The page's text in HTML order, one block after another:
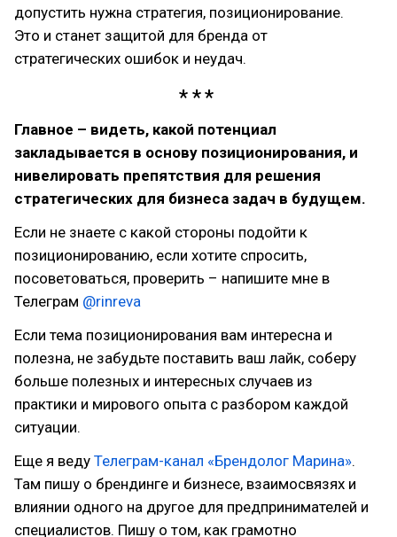
допустить нужна стратегия, позиционирование.
Это и станет защитой для бренда от
стратегических ошибок и неудач.
Главное – видеть, какой потенциал
закладывается в основу позиционирования, и
нивелировать препятствия для решения
стратегических для бизнеса задач в будущем.
Если не знаете с какой стороны подойти к
позиционированию, если хотите спросить,
посоветоваться, проверить – напишите мне в
Телеграм @rinreva
Если тема позиционирования вам интересна и
полезна, не забудьте поставить ваш лайк, соберу
больше полезных и интересных случаев из
практики и мирового опыта с разбором каждой
ситуации.
Еще я веду Телеграм-канал «Брендолог Марина».
Там пишу о брендинге и бизнесе, взаимосвязях и
влиянии одного на другое для предпринимателей и
специалистов. Пишу о том, как грамотно